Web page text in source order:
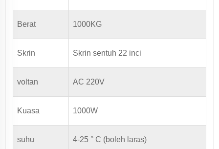
Berat 1000KG
Skrin Skrin sentuh 22 inci
voltan AC 220V
Kuasa 1000W
suhu 4-25 ° C (boleh laras)